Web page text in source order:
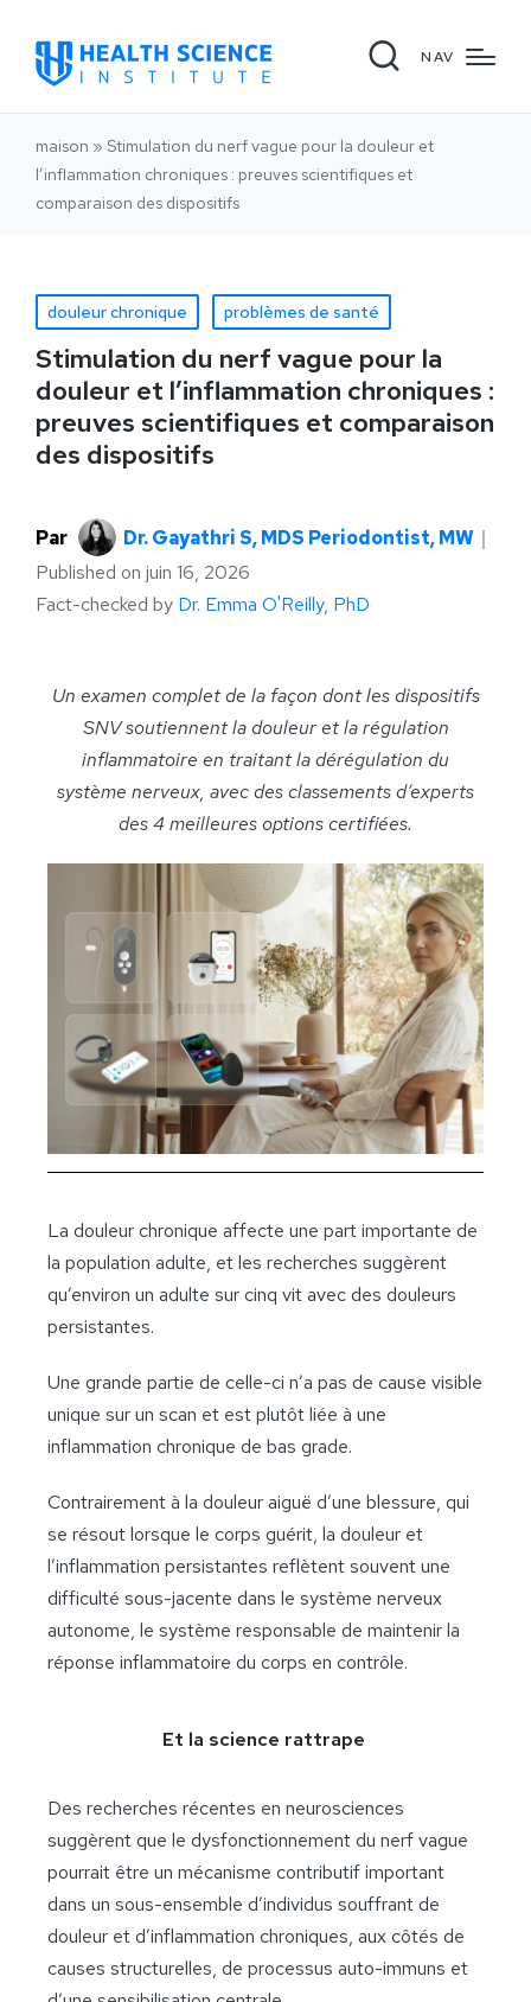
NAV
maison » Stimulation du nerf vague pour la douleur et
l’inflammation chroniques : preuves scientifiques et
comparaison des dispositifs
douleur chronique problèmes de santé
Stimulation du nerf vague pour la
douleur et l’inflammation chroniques :
preuves scientifiques et comparaison
des dispositifs
Par Dr. Gayathri S, MDS Periodontist, MW ｜
Published on juin 16, 2026
Fact-checked by Dr. Emma O'Reilly, PhD
Un examen complet de la façon dont les dispositifs
SNV soutiennent la douleur et la régulation
inflammatoire en traitant la dérégulation du
système nerveux, avec des classements d’experts
des 4 meilleures options certifiées.
La douleur chronique affecte une part importante de
la population adulte, et les recherches suggèrent
qu’environ un adulte sur cinq vit avec des douleurs
persistantes.
Une grande partie de celle-ci n’a pas de cause visible
unique sur un scan et est plutôt liée à une
inflammation chronique de bas grade.
Contrairement à la douleur aiguë d’une blessure, qui
se résout lorsque le corps guérit, la douleur et
l’inflammation persistantes reflètent souvent une
difficulté sous-jacente dans le système nerveux
autonome, le système responsable de maintenir la
réponse inflammatoire du corps en contrôle.
Et la science rattrape
Des recherches récentes en neurosciences
suggèrent que le dysfonctionnement du nerf vague
pourrait être un mécanisme contributif important
dans un sous-ensemble d’individus souffrant de
douleur et d’inflammation chroniques, aux côtés de
causes structurelles, de processus auto-immuns et